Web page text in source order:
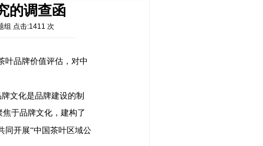
竞争力的中国品牌生态 创新具有独特整合力的中国品牌叙事
的调查函
组 点击:1411 次
叶品牌价值评估，对中
文化是品牌建设的制
于品牌文化，建构了
同开展“中国茶叶区域公